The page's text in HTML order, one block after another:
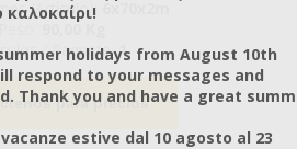
(Artículo):
/ Paquete: 1
para precios
καλοκαίρι!
holidays from August 10th
respond to your messages and
Thank you and have a great
estive dal 10 agosto al 23